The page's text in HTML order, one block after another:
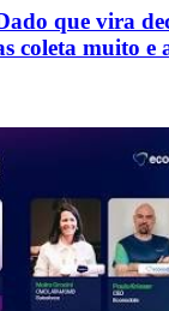
que vira
coleta muito e